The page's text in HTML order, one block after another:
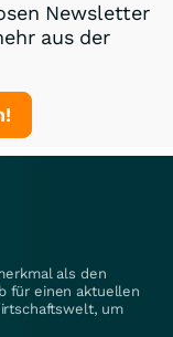
Newsletter
aus der
als den
für einen aktuellen
um